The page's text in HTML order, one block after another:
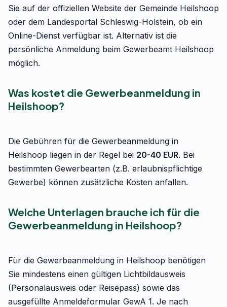
Sie auf der offiziellen Website der Gemeinde Heilshoop
oder dem Landesportal Schleswig-Holstein, ob ein
Online-Dienst verfügbar ist. Alternativ ist die
persönliche Anmeldung beim Gewerbeamt Heilshoop
möglich.
Was kostet die Gewerbeanmeldung in
Heilshoop?
Die Gebühren für die Gewerbeanmeldung in
Heilshoop liegen in der Regel bei 20-40 EUR. Bei
bestimmten Gewerbearten (z.B. erlaubnispflichtige
Gewerbe) können zusätzliche Kosten anfallen.
Welche Unterlagen brauche ich für die
Gewerbeanmeldung in Heilshoop?
Für die Gewerbeanmeldung in Heilshoop benötigen
Sie mindestens einen gültigen Lichtbildausweis
(Personalausweis oder Reisepass) sowie das
ausgefüllte Anmeldeformular GewA 1. Je nach